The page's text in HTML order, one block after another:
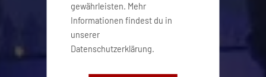
gewährleisten. Mehr
Informationen findest du in
unserer
Datenschutzerklärung.